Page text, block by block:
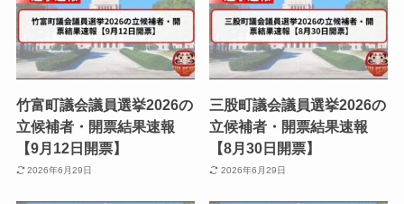
竹富町議会議員選挙2026の
立候補者・開票結果速報
【9月12日開票】
2026年6月29日
三股町議会議員選挙2026の
立候補者・開票結果速報
【8月30日開票】
2026年6月29日